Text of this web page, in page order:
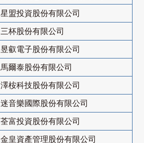
星盟投資股份有限公司
三杯股份有限公司
昱叡電子股份有限公司
馬爾泰股份有限公司
澤桉科技股份有限公司
迷音樂國際股份有限公司
荃富投資股份有限公司
金皇資產管理股份有限公司